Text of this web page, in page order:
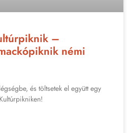
–
némi
és töltsetek el együtt egy